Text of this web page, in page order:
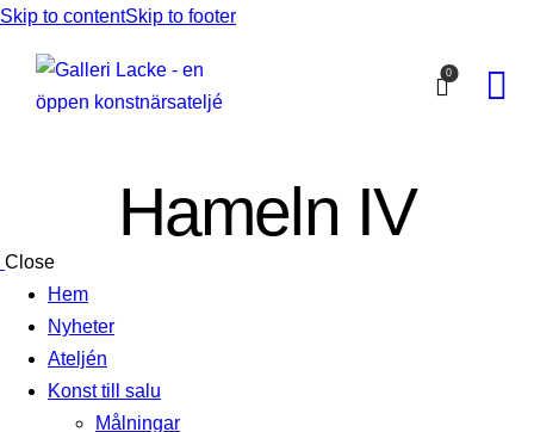
Skip to contentSkip to footer
0
Hameln IV
Close
Hem
Nyheter
Ateljén
Konst till salu
Målningar